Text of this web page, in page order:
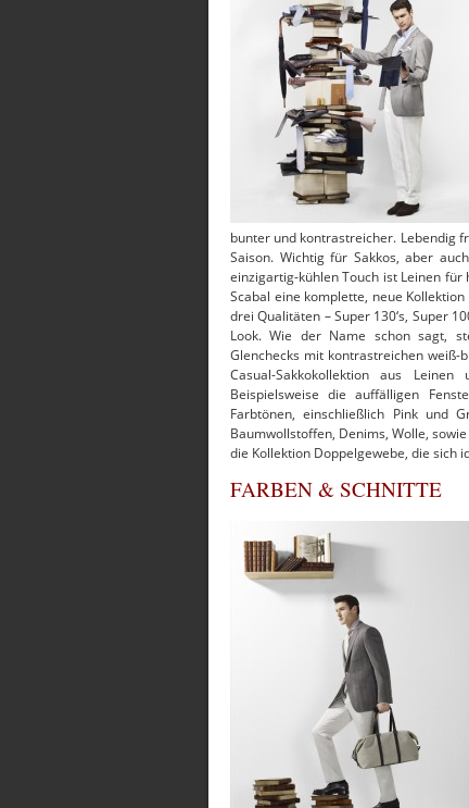
bunter und kontrastreicher. Lebendig
Saison. Wichtig für Sakkos, aber
einzigartig-kühlen Touch ist Leinen
Scabal eine komplette, neue
drei Qualitäten – Super 130‘s, Super
Look. Wie der Name schon sagt,
Glenchecks mit kontrastreichen
Casual-Sakkokollektion aus
Beispielsweise die auffälligen
Farbtönen, einschließlich Pink und
Baumwollstoffen, Denims, Wolle,
die Kollektion Doppelgewebe, die sich
FARBEN & SCHNITTE